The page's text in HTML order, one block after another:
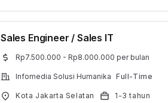
Sales Engineer / Sales IT
Rp7.500.000 - Rp8.000.000 per bulan
Infomedia Solusi Humanika Full-Time
Kota Jakarta Selatan 1-3 tahun